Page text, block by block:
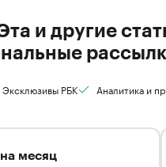
и другие
Эксклюзивы РБК Аналитика и
месяц